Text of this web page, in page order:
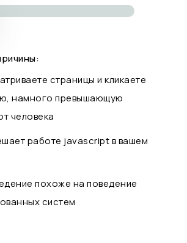
страницы и кликаете
намного превышающую
человека
работе javascript в вашем
похоже на поведение
систем